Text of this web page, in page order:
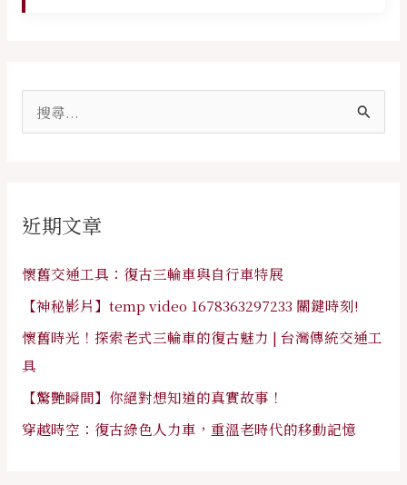
字
近期文章
懷舊交通工具：復古三輪車與自行車特展
【神秘影片】temp video 1678363297233 關鍵時刻!
懷舊時光！探索老式三輪車的復古魅力 | 台灣傳統交通工
具
【驚艷瞬間】你絕對想知道的真實故事！
穿越時空：復古綠色人力車，重溫老時代的移動記憶